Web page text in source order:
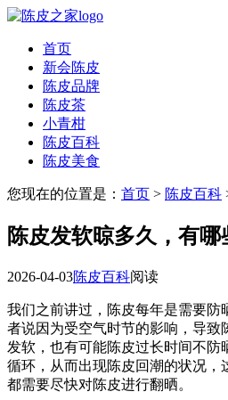
首页
新会陈皮
陈皮品牌
陈皮茶
小青柑
陈皮百科
陈皮美食
您现在的位置是： 首页 > 陈皮百科
陈皮发软晾多久，有哪
2026-04-03陈皮百科阅读
我们之前讲过，陈皮每年是需要防
者说因为受空气时节的影响，导致
发软，也有可能陈皮过长时间不防
循环，从而出现陈皮回潮的状况，
都需要尽快对陈皮进行翻晒。